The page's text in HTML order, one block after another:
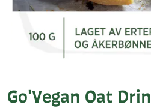
Go'Vegan Oat